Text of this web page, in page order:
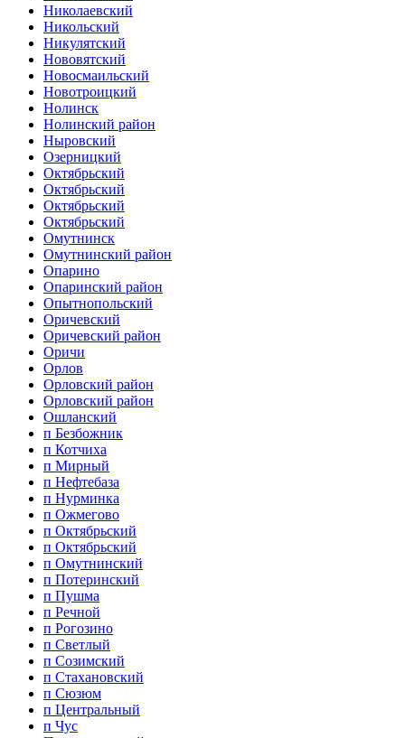
Николаевский
Никольский
Никулятский
Нововятский
Новосмаильский
Новотроицкий
Нолинск
Нолинский район
Ныровский
Озерницкий
Октябрьский
Октябрьский
Октябрьский
Октябрьский
Омутнинск
Омутнинский район
Опарино
Опаринский район
Опытнопольский
Оричевский
Оричевский район
Оричи
Орлов
Орловский район
Орловский район
Ошланский
п Безбожник
п Котчиха
п Мирный
п Нефтебаза
п Нурминка
п Ожмегово
п Октябрьский
п Октябрьский
п Омутнинский
п Потеринский
п Пушма
п Речной
п Рогозино
п Светлый
п Созимский
п Стахановский
п Сюзюм
п Центральный
п Чус